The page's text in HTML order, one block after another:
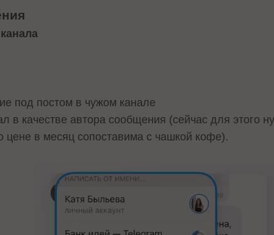
под постом в чужом канале
в качестве автора сообщения (сейчас для этого
цене в месяц сопоставима с чашкой кофе).